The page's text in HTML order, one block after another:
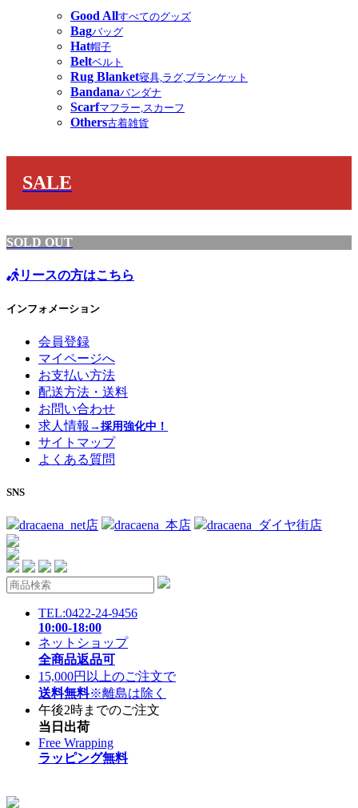
Good Allすべてのグッズ
Bagバッグ
Hat帽子
Beltベルト
Rug Blanket寝具,ラグ,ブランケット
Bandanaバンダナ
Scarfマフラー,スカーフ
Others古着雑貨
SALE
SOLD OUT
リースの方はこちら
インフォメーション
会員登録
マイページへ
お支払い方法
配送方法・送料
お問い合わせ
求人情報 →採用強化中！
サイトマップ
よくある質問
SNS
dracaena_net店 dracaena_本店 dracaena_ダイヤ街店
TEL:0422-24-9456
10:00-18:00
ネットショップ
全商品返品可
15,000円以上のご注文で
送料無料※離島は除く
午後2時までのご注文
当日出荷
Free Wrapping
ラッピング無料